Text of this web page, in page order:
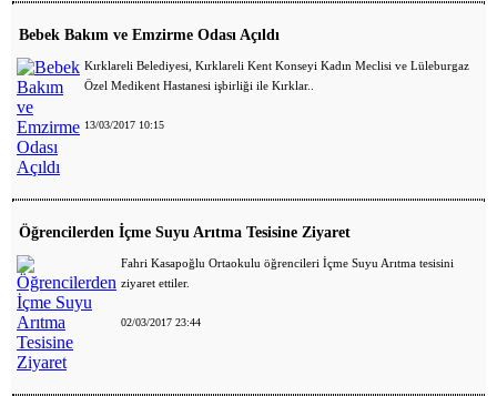
Bebek Bakım ve Emzirme Odası Açıldı
Kırklareli Belediyesi, Kırklareli Kent Konseyi Kadın Meclisi ve Lüleburgaz
Özel Medikent Hastanesi işbirliği ile Kırklar..
13/03/2017 10:15
Öğrencilerden İçme Suyu Arıtma Tesisine Ziyaret
Fahri Kasapoğlu Ortaokulu öğrencileri İçme Suyu Arıtma tesisini
ziyaret ettiler.
02/03/2017 23:44